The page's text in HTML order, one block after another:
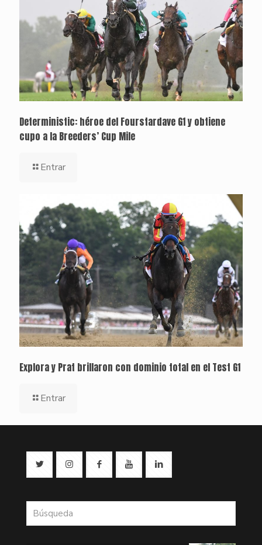
Deterministic: héroe del Fourstardave G1 y obtiene
cupo a la Breeders’ Cup Mile
Entrar
Explora y Prat brillaron con dominio total en el Test G1
Entrar